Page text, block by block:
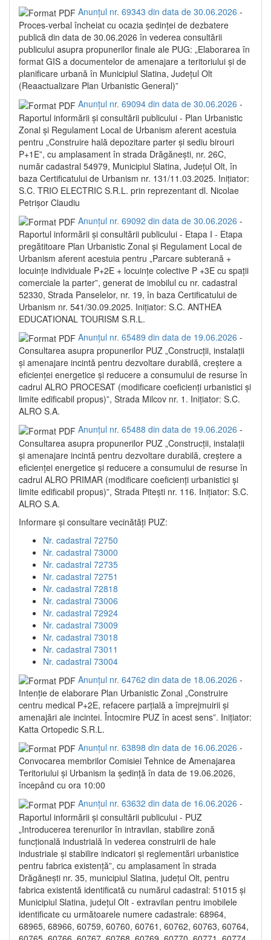
Anunțul nr. 69343 din data de 30.06.2026 -
Proces-verbal încheiat cu ocazia ședinței de dezbatere
publică din data de 30.06.2026 în vederea consultării
publicului asupra propunerilor finale ale PUG: „Elaborarea în
format GIS a documentelor de amenajare a teritoriului și de
planificare urbană în Municipiul Slatina, Județul Olt
(Reaactualizare Plan Urbanistic General)”
Anunțul nr. 69094 din data de 30.06.2026 -
Raportul informării și consultării publicului - Plan Urbanistic
Zonal și Regulament Local de Urbanism aferent acestuia
pentru „Construire hală depozitare parter și sediu birouri
P+1E”, cu amplasament în strada Drăgănești, nr. 26C,
număr cadastral 54979, Municipiul Slatina, Județul Olt, în
baza Certificatului de Urbanism nr. 131/11.03.2025. Inițiator:
S.C. TRIO ELECTRIC S.R.L. prin reprezentant dl. Nicolae
Petrișor Claudiu
Anunțul nr. 69092 din data de 30.06.2026 -
Raportul informării și consultării publicului - Etapa I - Etapa
pregătitoare Plan Urbanistic Zonal și Regulament Local de
Urbanism aferent acestuia pentru „Parcare subterană +
locuințe individuale P+2E + locuințe colective P +3E cu spații
comerciale la parter”, generat de imobilul cu nr. cadastral
52330, Strada Panselelor, nr. 19, în baza Certificatului de
Urbanism nr. 541/30.09.2025. Inițiator: S.C. ANTHEA
EDUCATIONAL TOURISM S.R.L.
Anunțul nr. 65489 din data de 19.06.2026 -
Consultarea asupra propunerilor PUZ „Construcții, instalații
și amenajare incintă pentru dezvoltare durabilă, creștere a
eficienței energetice și reducere a consumului de resurse în
cadrul ALRO PROCESAT (modificare coeficienți urbanistici și
limite edificabil propus)”, Strada Milcov nr. 1. Inițiator: S.C.
ALRO S.A.
Anunțul nr. 65488 din data de 19.06.2026 -
Consultarea asupra propunerilor PUZ „Construcții, instalații
și amenajare incintă pentru dezvoltare durabilă, creștere a
eficienței energetice și reducere a consumului de resurse în
cadrul ALRO PRIMAR (modificare coeficienți urbanistici și
limite edificabil propus)”, Strada Pitești nr. 116. Inițiator: S.C.
ALRO S.A.
Informare și consultare vecinătăți PUZ:
Nr. cadastral 72750
Nr. cadastral 73000
Nr. cadastral 72735
Nr. cadastral 72751
Nr. cadastral 72818
Nr. cadastral 73006
Nr. cadastral 72924
Nr. cadastral 73009
Nr. cadastral 73018
Nr. cadastral 73011
Nr. cadastral 73004
Anunțul nr. 64762 din data de 18.06.2026 -
Intenție de elaborare Plan Urbanistic Zonal „Construire
centru medical P+2E, refacere parțială a împrejmuirii și
amenajări ale incintei. Întocmire PUZ în acest sens”. Inițiator:
Katta Ortopedic S.R.L.
Anunțul nr. 63898 din data de 16.06.2026 -
Convocarea membrilor Comisiei Tehnice de Amenajarea
Teritoriului și Urbanism la ședință în data de 19.06.2026,
începând cu ora 10:00
Anunțul nr. 63632 din data de 16.06.2026 -
Raportul informării și consultării publicului - PUZ
„Introducerea terenurilor în intravilan, stabilire zonă
funcțională industrială în vederea construirii de hale
industriale și stabilire indicatori și reglementări urbanistice
pentru fabrica existență”, cu amplasament în strada
Drăgănești nr. 35, municipiul Slatina, județul Olt, pentru
fabrica existentă identificată cu numărul cadastral: 51015 și
Municipiul Slatina, județul Olt - extravilan pentru imobilele
identificate cu următoarele numere cadastrale: 68964,
68965, 68966, 60759, 60760, 60761, 60762, 60763, 60764,